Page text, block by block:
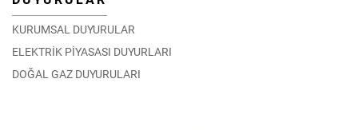
KURUMSAL DUYURULAR
ELEKTRİK PİYASASI DUYURLARI
DOĞAL GAZ DUYURULARI